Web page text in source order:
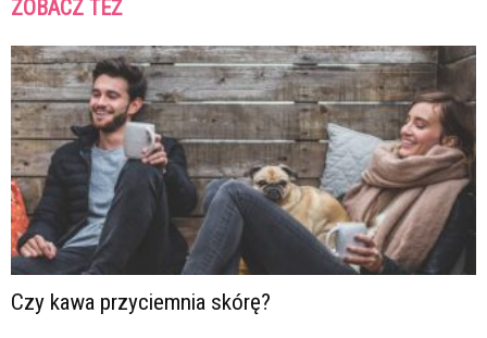
ZOBACZ TEŻ
Czy kawa przyciemnia skórę?